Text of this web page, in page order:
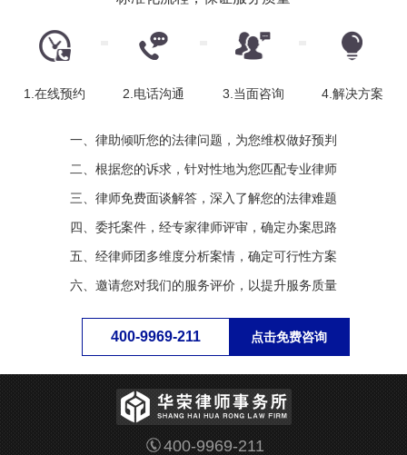
1.在线预约 2.电话沟通 3.当面咨询 4.解决方案
一、律助倾听您的法律问题，为您维权做好预判
二、根据您的诉求，针对性地为您匹配专业律师
三、律师免费面谈解答，深入了解您的法律难题
四、委托案件，经专家律师评审，确定办案思路
五、经律师团多维度分析案情，确定可行性方案
六、邀请您对我们的服务评价，以提升服务质量
400-9969-211 点击免费咨询
400-9969-211